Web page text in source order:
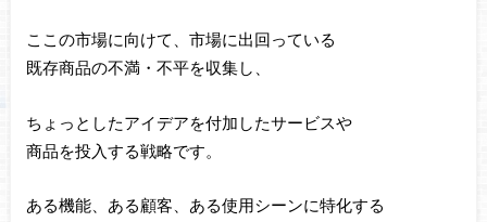
ここの市場に向けて、市場に出回っている
既存商品の不満・不平を収集し、
ちょっとしたアイデアを付加したサービスや
商品を投入する戦略です。
ある機能、ある顧客、ある使用シーンに特化する